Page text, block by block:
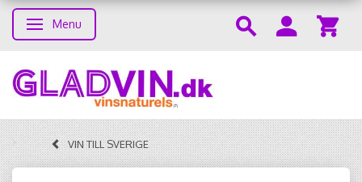
Skifte navigation
Menu
VIN TILL SVERIGE